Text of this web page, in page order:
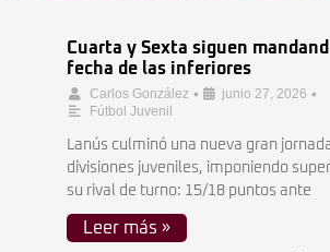
Cuarta y Sexta siguen
fecha de las inferiores
Carlos González • junio 27, 2026 •
Fútbol Juvenil
Lanús culminó una nueva gran
divisiones juveniles, imponiendo
su rival de turno: 15/18 puntos ante
Leer más »